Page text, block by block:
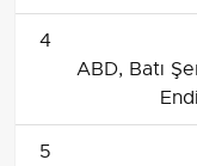
4
ABD, Batı
5